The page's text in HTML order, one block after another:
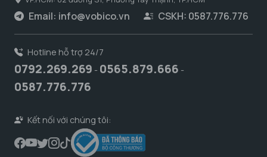
Email: info@vobico.vn CSKH: 0587.776.776
Hotline hỗ trợ 24/7
0792.269.269 - 0565.879.666 -
0587.776.776
Kết nối với chúng tôi: